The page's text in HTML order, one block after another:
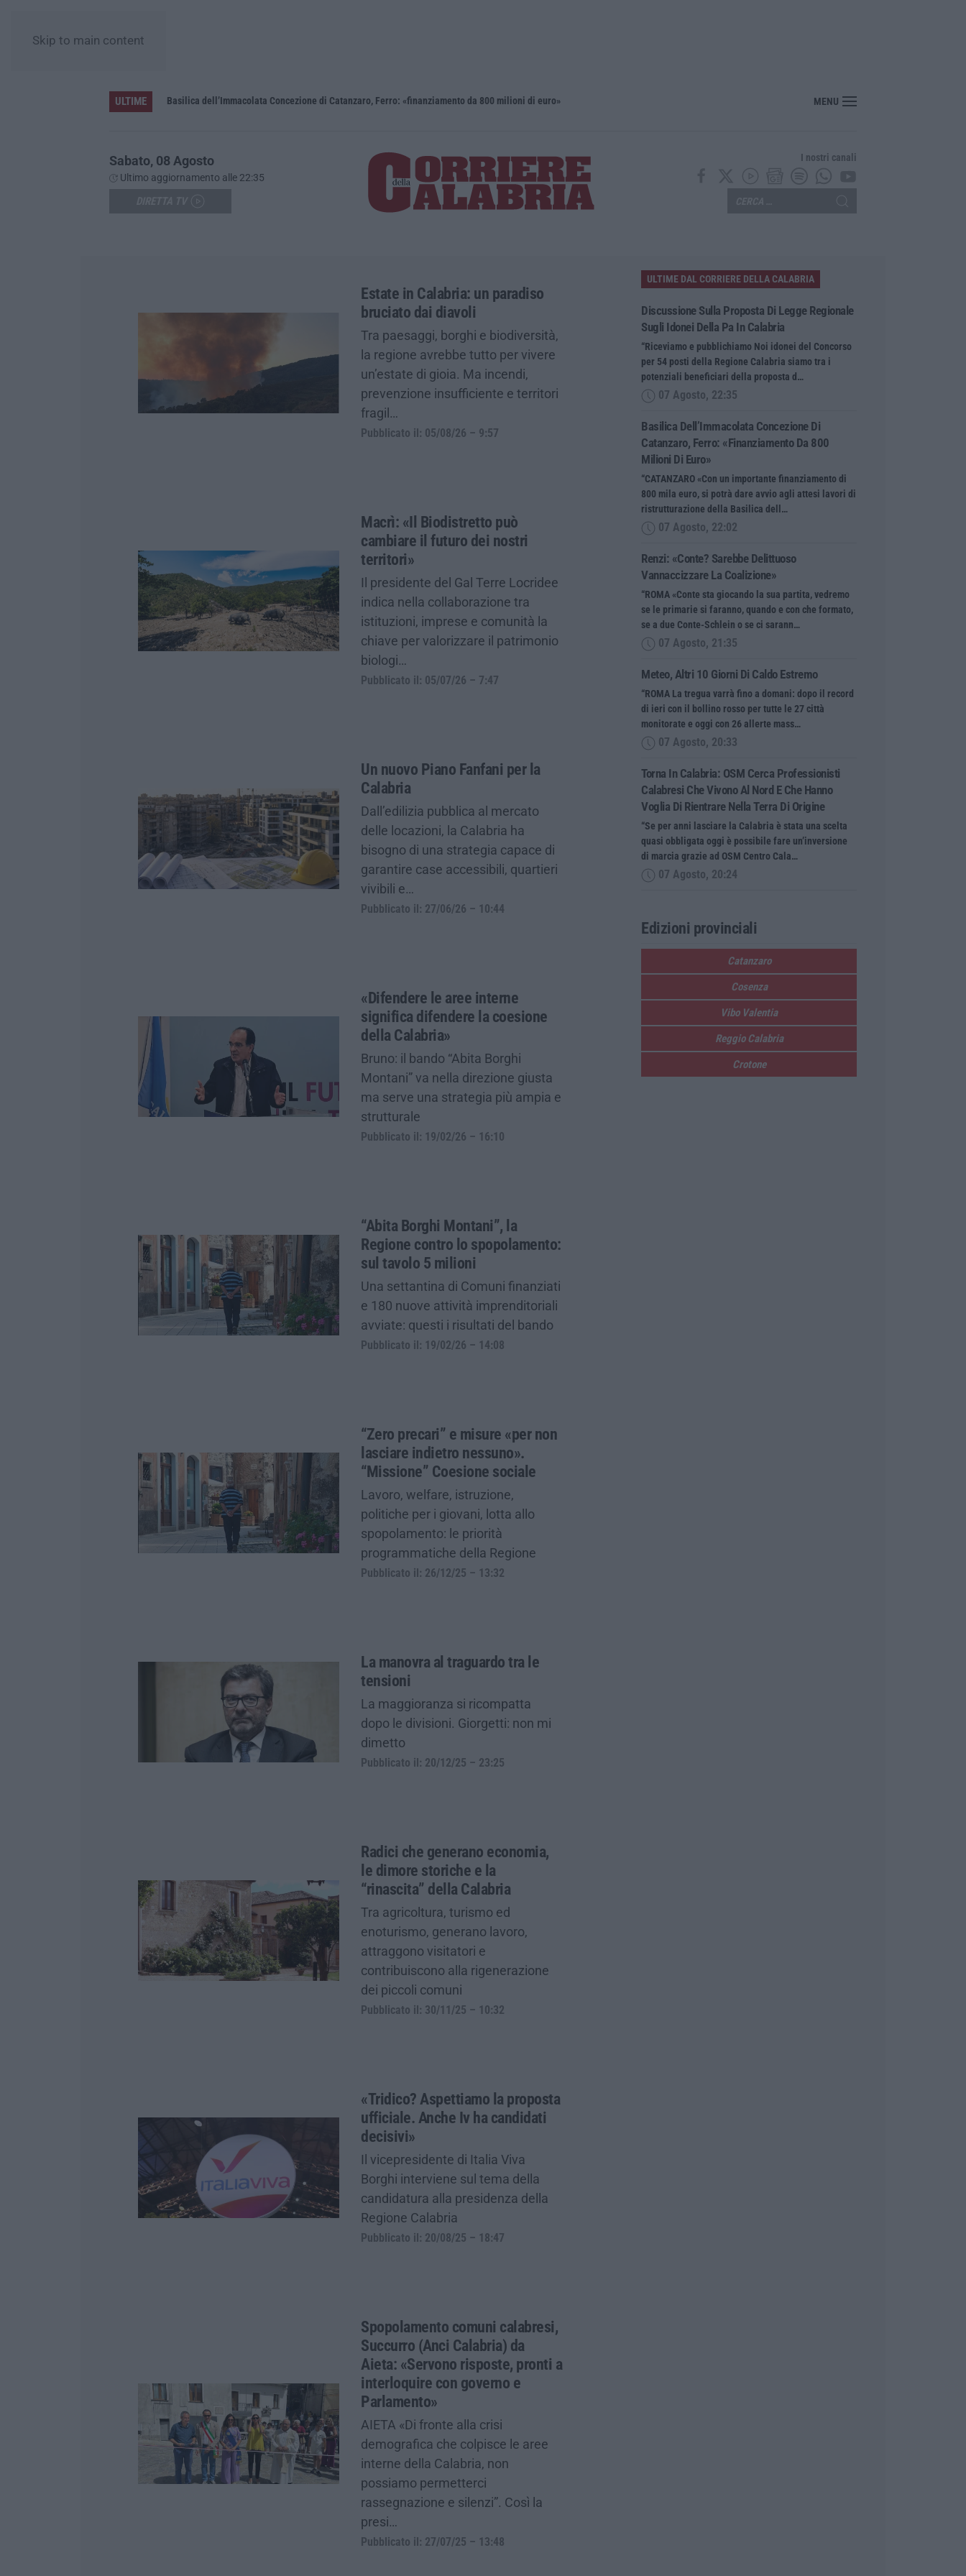
Skip to main content
ULTIME Basilica dell’Immacolata Concezione di Catanzaro, Ferro: «finanziamento da 800 milioni di euro» Renzi: «Conte? Sarebbe delittuoso vannaccizzare la coalizione»
MENU
Sabato, 08 Agosto
Ultimo aggiornamento alle 22:35
I nostri canali
Estate in Calabria: un paradiso
bruciato dai diavoli
Tra paesaggi, borghi e biodiversità,
la regione avrebbe tutto per vivere
un’estate di gioia. Ma incendi,
prevenzione insufficiente e territori
fragil…
Pubblicato il: 05/08/26 – 9:57
Macrì: «Il Biodistretto può
cambiare il futuro dei nostri
territori»
Il presidente del Gal Terre Locridee
indica nella collaborazione tra
istituzioni, imprese e comunità la
chiave per valorizzare il patrimonio
biologi…
Pubblicato il: 05/07/26 – 7:47
Un nuovo Piano Fanfani per la
Calabria
Dall’edilizia pubblica al mercato
delle locazioni, la Calabria ha
bisogno di una strategia capace di
garantire case accessibili, quartieri
vivibili e…
Pubblicato il: 27/06/26 – 10:44
«Difendere le aree interne
significa difendere la coesione
della Calabria»
Bruno: il bando “Abita Borghi
Montani” va nella direzione giusta
ma serve una strategia più ampia e
strutturale
Pubblicato il: 19/02/26 – 16:10
“Abita Borghi Montani”, la
Regione contro lo spopolamento:
sul tavolo 5 milioni
Una settantina di Comuni finanziati
e 180 nuove attività imprenditoriali
avviate: questi i risultati del bando
Pubblicato il: 19/02/26 – 14:08
“Zero precari” e misure «per non
lasciare indietro nessuno».
“Missione” Coesione sociale
Lavoro, welfare, istruzione,
politiche per i giovani, lotta allo
spopolamento: le priorità
programmatiche della Regione
Pubblicato il: 26/12/25 – 13:32
La manovra al traguardo tra le
tensioni
La maggioranza si ricompatta
dopo le divisioni. Giorgetti: non mi
dimetto
Pubblicato il: 20/12/25 – 23:25
Radici che generano economia,
le dimore storiche e la
“rinascita” della Calabria
Tra agricoltura, turismo ed
enoturismo, generano lavoro,
attraggono visitatori e
contribuiscono alla rigenerazione
dei piccoli comuni
Pubblicato il: 30/11/25 – 10:32
«Tridico? Aspettiamo la proposta
ufficiale. Anche Iv ha candidati
decisivi»
Il vicepresidente di Italia Viva
Borghi interviene sul tema della
candidatura alla presidenza della
Regione Calabria
Pubblicato il: 20/08/25 – 18:47
Spopolamento comuni calabresi,
Succurro (Anci Calabria) da
Aieta: «Servono risposte, pronti a
interloquire con governo e
Parlamento»
AIETA «Di fronte alla crisi
demografica che colpisce le aree
interne della Calabria, non
possiamo permetterci
rassegnazione e silenzi”. Così la
presi…
Pubblicato il: 27/07/25 – 13:48
ULTIME DAL CORRIERE DELLA CALABRIA
Discussione Sulla Proposta Di Legge Regionale
Sugli Idonei Della Pa In Calabria
“Riceviamo e pubblichiamo Noi idonei del Concorso
per 54 posti della Regione Calabria siamo tra i
potenziali beneficiari della proposta d…
07 Agosto, 22:35
Basilica Dell’Immacolata Concezione Di
Catanzaro, Ferro: «finanziamento Da 800
Milioni Di Euro»
“CATANZARO «Con un importante finanziamento di
800 mila euro, si potrà dare avvio agli attesi lavori di
ristrutturazione della Basilica dell…
07 Agosto, 22:02
Renzi: «Conte? Sarebbe Delittuoso
Vannaccizzare La Coalizione»
“ROMA «Conte sta giocando la sua partita, vedremo
se le primarie si faranno, quando e con che formato,
se a due Conte-Schlein o se ci sarann…
07 Agosto, 21:35
Meteo, Altri 10 Giorni Di Caldo Estremo
“ROMA La tregua varrà fino a domani: dopo il record
di ieri con il bollino rosso per tutte le 27 città
monitorate e oggi con 26 allerte mass…
07 Agosto, 20:33
Torna In Calabria: OSM Cerca Professionisti
Calabresi Che Vivono Al Nord E Che Hanno
Voglia Di Rientrare Nella Terra Di Origine
“Se per anni lasciare la Calabria è stata una scelta
quasi obbligata oggi è possibile fare un’inversione
di marcia grazie ad OSM Centro Cala…
07 Agosto, 20:24
Edizioni provinciali
Catanzaro
Cosenza
Vibo Valentia
Reggio Calabria
Crotone